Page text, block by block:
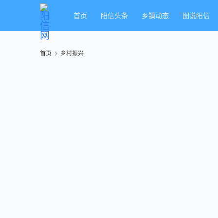
首页 阳信头条 乡镇动态 图说阳信
首页 乡村振兴